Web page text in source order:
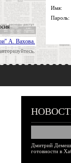
А. Вахова.
Имя:
Пароль:
Дмитрий
готовности в